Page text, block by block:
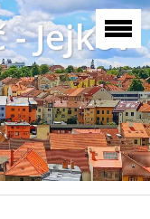
Jejkov